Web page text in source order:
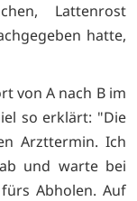
Lattenrost
hatte,
von A nach B im
so erklärt: "Die
Arzttermin. Ich
und warte bei
Abholen. Auf